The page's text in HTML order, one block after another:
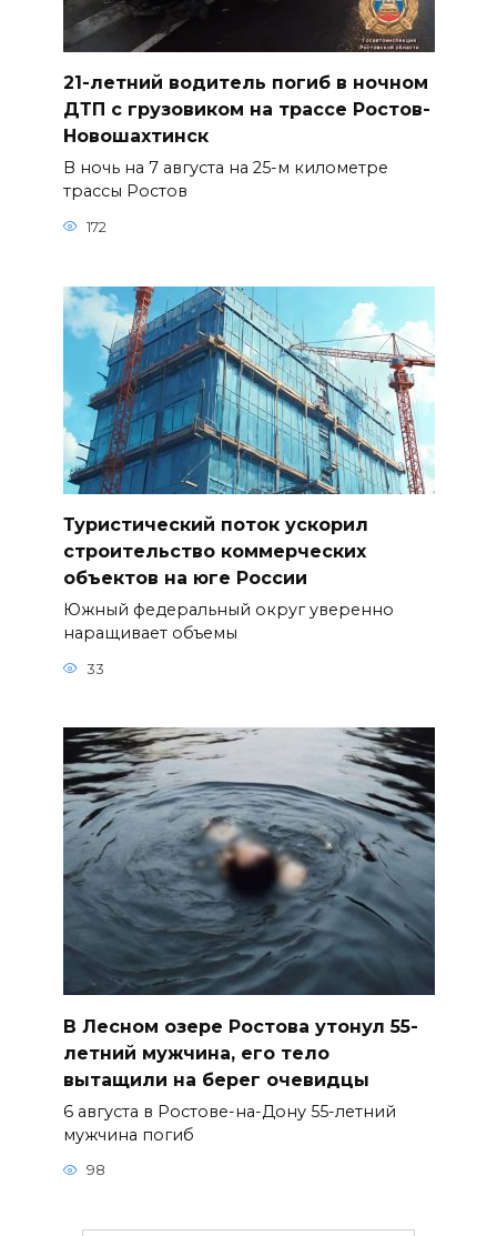
21-летний водитель погиб в ночном
ДТП с грузовиком на трассе Ростов-
Новошахтинск
В ночь на 7 августа на 25-м километре
трассы Ростов
172
Туристический поток ускорил
строительство коммерческих
объектов на юге России
Южный федеральный округ уверенно
наращивает объемы
33
В Лесном озере Ростова утонул 55-
летний мужчина, его тело
вытащили на берег очевидцы
6 августа в Ростове-на-Дону 55-летний
мужчина погиб
98